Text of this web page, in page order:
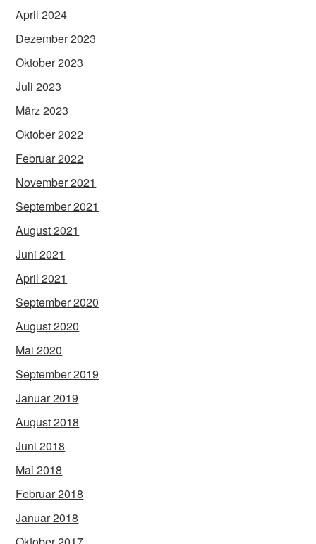
April 2024
Dezember 2023
Oktober 2023
Juli 2023
März 2023
Oktober 2022
Februar 2022
November 2021
September 2021
August 2021
Juni 2021
April 2021
September 2020
August 2020
Mai 2020
September 2019
Januar 2019
August 2018
Juni 2018
Mai 2018
Februar 2018
Januar 2018